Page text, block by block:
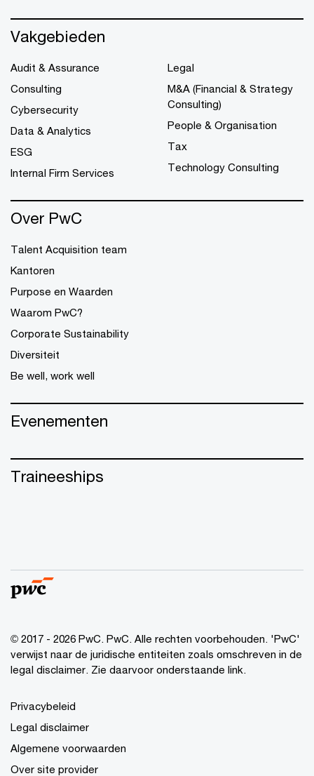
Vakgebieden
Audit & Assurance
Consulting
Cybersecurity
Data & Analytics
ESG
Internal Firm Services
Legal
M&A (Financial & Strategy
Consulting)
People & Organisation
Tax
Technology Consulting
Over PwC
Talent Acquisition team
Kantoren
Purpose en Waarden
Waarom PwC?
Corporate Sustainability
Diversiteit
Be well, work well
Evenementen
Traineeships
© 2017 - 2026 PwC. PwC. Alle rechten voorbehouden. 'PwC'
verwijst naar de juridische entiteiten zoals omschreven in de
legal disclaimer. Zie daarvoor onderstaande link.
Privacybeleid
Legal disclaimer
Algemene voorwaarden
Over site provider